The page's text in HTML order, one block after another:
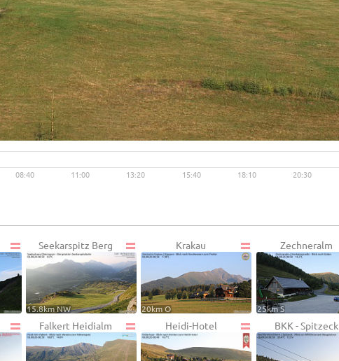
Live video available → View
08:40 11:00 13:20 15:40 18:10 20:30
Seekarspitz Berg
15.8km NW
Krakau
20km O
Zechneralm
25km S
Falkert Heidialm Heidi-Hotel BKK - Spitzeck